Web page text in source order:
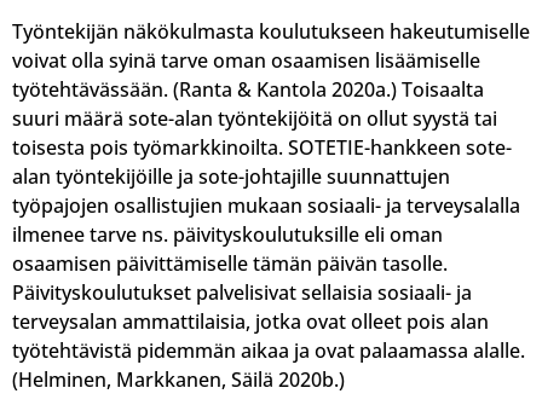
Työntekijän näkökulmasta koulutukseen hakeutumiselle
voivat olla syinä tarve oman osaamisen lisäämiselle
työtehtävässään. (Ranta & Kantola 2020a.) Toisaalta
suuri määrä sote-alan työntekijöitä on ollut syystä tai
toisesta pois työmarkkinoilta. SOTETIE-hankkeen sote-
alan työntekijöille ja sote-johtajille suunnattujen
työpajojen osallistujien mukaan sosiaali- ja terveysalalla
ilmenee tarve ns. päivityskoulutuksille eli oman
osaamisen päivittämiselle tämän päivän tasolle.
Päivityskoulutukset palvelisivat sellaisia sosiaali- ja
terveysalan ammattilaisia, jotka ovat olleet pois alan
työtehtävistä pidemmän aikaa ja ovat palaamassa alalle.
(Helminen, Markkanen, Säilä 2020b.)